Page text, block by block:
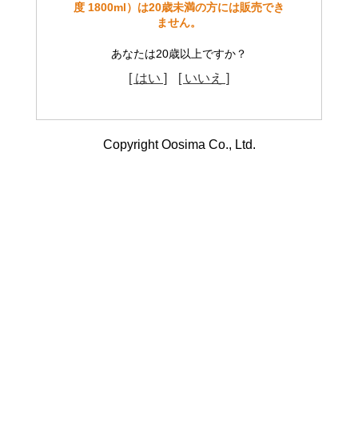
度 1800ml）は20歳未満の方には販売でき
ません。
あなたは20歳以上ですか？
[ はい ] [ いいえ ]
Copyright Oosima Co., Ltd.